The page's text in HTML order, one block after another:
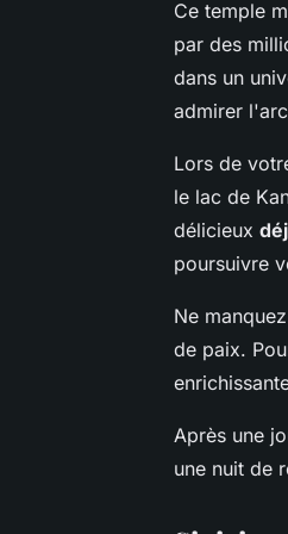
Ce temple
par des
dans un
admirer
Lors de
le lac de
délicieux
poursuivre
Ne
de paix.
Après une
une nuit de